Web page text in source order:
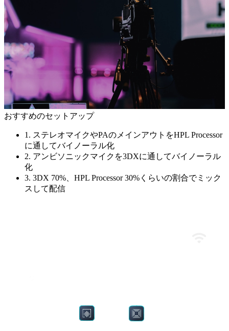
おすすめのセットアップ
1. ステレオマイクやPAのメインアウトをHPL Processor
に通してバイノーラル化
2. アンビソニックマイクを3DXに通してバイノーラル
化
3. 3DX 70%、HPL Processor 30%くらいの割合でミック
スして配信